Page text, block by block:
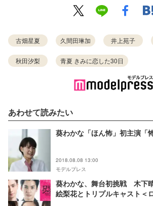
古畑星夏 久間田琳加 井上苑子
秋田汐梨 青夏 きみに恋した30日
あわせて読みたい
葵わかな「ほん怖」初主演「
2018.08.08 13:00
モデルプレス
葵わかな、舞台初挑戦 木下
絵梨花とトリプルキャスト＜